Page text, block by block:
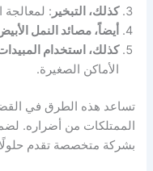
كذلك، التبخير : لمعالجة
أيضاً، مصائد النمل
كذلك، استخدام
الأماكن الصغيرة.
تساعد هذه الطرق في
الممتلكات من أضراره.
بشركة متخصصة تقدم